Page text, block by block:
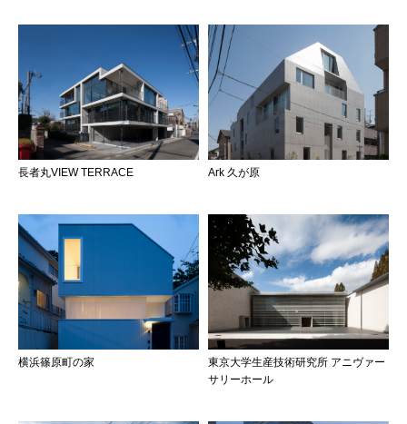
長者丸VIEW TERRACE Ark 久が原
横浜篠原町の家
東京大学生産技術研究所 アニヴァー
サリーホール